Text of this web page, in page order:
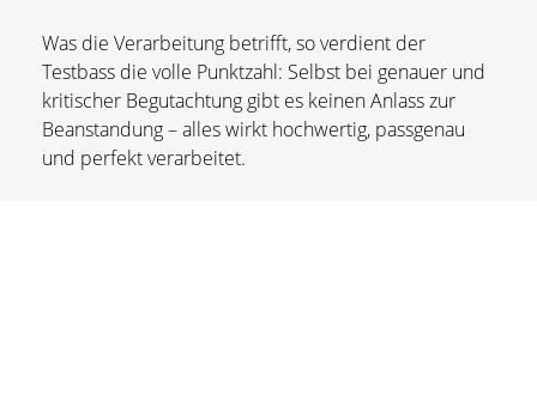
Was die Verarbeitung betrifft, so verdient der
Testbass die volle Punktzahl: Selbst bei genauer und
kritischer Begutachtung gibt es keinen Anlass zur
Beanstandung – alles wirkt hochwertig, passgenau
und perfekt verarbeitet.